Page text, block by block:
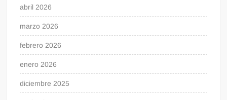
abril 2026
marzo 2026
febrero 2026
enero 2026
diciembre 2025